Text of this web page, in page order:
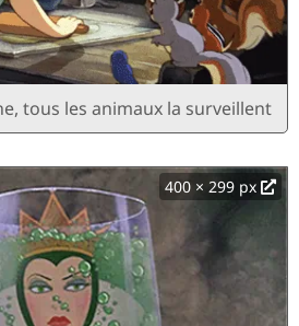
tous les animaux la surveillent
400 × 299 px